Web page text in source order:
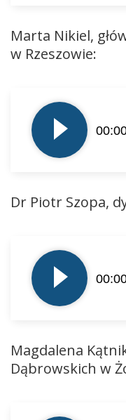
Marta Nikiel,
w Rzeszowie:
plików
dźwiękowych
Dr Piotr Szopa,
plików
dźwiękowych
Magdalena
Dąbrowskich w